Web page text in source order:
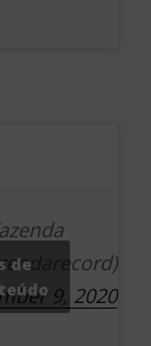
9, 2020
de